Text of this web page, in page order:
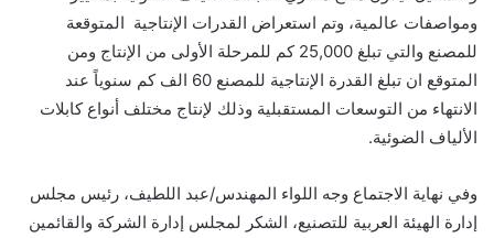
ومواصفات عالمية، وتم استعراض القدرات الإنتاجية المتوقعة
للمصنع والتي تبلغ 25,000 كم للمرحلة الأولى من الإنتاج ومن
المتوقع ان تبلغ القدرة الإنتاجية للمصنع 60 الف كم سنوياً عند
الانتهاء من التوسعات المستقبلية وذلك لإنتاج مختلف أنواع كابلات
الألياف الضوئية.
وفي نهاية الاجتماع وجه اللواء المهندس/عبد اللطيف، رئيس مجلس
إدارة الهيئة العربية للتصنيع، الشكر لمجلس إدارة الشركة والقائمين